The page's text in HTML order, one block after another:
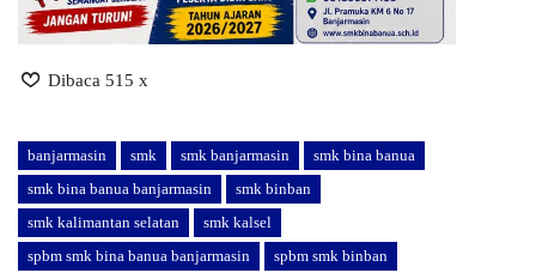
Dibaca 515 x
banjarmasin smk smk banjarmasin
smk bina banua
smk bina banua banjarmasin
smk binban
smk kalimantan selatan
smk kalsel
spbm smk bina banua banjarmasin
spbm smk binban